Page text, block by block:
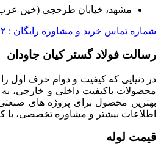
مشهد، خیابان طرحچی (خین عرب)،
شماره تماس خرید و مشاوره رایگان : ۳۱۸۸۲-۰۵۱
رسالت فولاد گستر کیان جاودان
در دنیایی که کیفیت و دوام حرف اول
محصولات باکیفیت داخلی و خارجی،
بهترین محصول برای پروژه های
اطلاعات بیشتر و مشاوره تخصصی، با
قیمت لوله